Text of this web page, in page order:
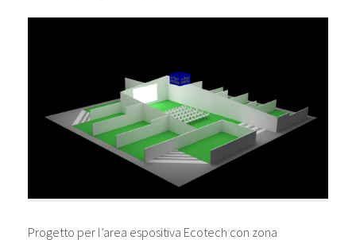
Progetto per l’area espositiva Ecotech con zona